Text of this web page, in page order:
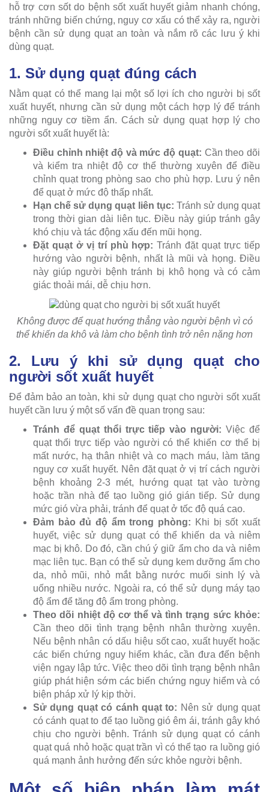
hỗ trợ cơn sốt do bệnh sốt xuất huyết giảm nhanh chóng,
tránh những biến chứng, nguy cơ xấu có thể xảy ra, người
bệnh cần sử dụng quạt an toàn và nắm rõ các lưu ý khi
dùng quạt.
1. Sử dụng quạt đúng cách
Nằm quạt có thể mang lại một số lợi ích cho người bị sốt
xuất huyết, nhưng cần sử dụng một cách hợp lý để tránh
những nguy cơ tiềm ẩn. Cách sử dụng quạt hợp lý cho
người sốt xuất huyết là:
Điều chỉnh nhiệt độ và mức độ quạt: Cần theo dõi
và kiểm tra nhiệt độ cơ thể thường xuyên để điều
chỉnh quạt trong phòng sao cho phù hợp. Lưu ý nên
để quạt ở mức độ thấp nhất.
Hạn chế sử dụng quạt liên tục: Tránh sử dụng quạt
trong thời gian dài liên tục. Điều này giúp tránh gây
khó chịu và tác động xấu đến mũi họng.
Đặt quạt ở vị trí phù hợp: Tránh đặt quạt trực tiếp
hướng vào người bệnh, nhất là mũi và họng. Điều
này giúp người bệnh tránh bị khô họng và có cảm
giác thoải mái, dễ chịu hơn.
Không được để quạt hướng thẳng vào người bệnh vì có
thể khiến da khô và làm cho bệnh tình trở nên nặng hơn
2. Lưu ý khi sử dụng quạt cho
người sốt xuất huyết
Để đảm bảo an toàn, khi sử dụng quạt cho người sốt xuất
huyết cần lưu ý một số vấn đề quan trọng sau:
Tránh để quạt thổi trực tiếp vào người: Việc để
quạt thổi trực tiếp vào người có thể khiến cơ thể bị
mất nước, hạ thân nhiệt và co mạch máu, làm tăng
nguy cơ xuất huyết. Nên đặt quạt ở vị trí cách người
bệnh khoảng 2-3 mét, hướng quạt tạt vào tường
hoặc trần nhà để tạo luồng gió gián tiếp. Sử dụng
mức gió vừa phải, tránh để quạt ở tốc độ quá cao.
Đảm bảo đủ độ ẩm trong phòng: Khi bị sốt xuất
huyết, việc sử dụng quạt có thể khiến da và niêm
mạc bị khô. Do đó, cần chú ý giữ ẩm cho da và niêm
mạc liên tục. Bạn có thể sử dụng kem dưỡng ẩm cho
da, nhỏ mũi, nhỏ mắt bằng nước muối sinh lý và
uống nhiều nước. Ngoài ra, có thể sử dụng máy tạo
độ ẩm để tăng độ ẩm trong phòng.
Theo dõi nhiệt độ cơ thể và tình trạng sức khỏe:
Cần theo dõi tình trạng bệnh nhân thường xuyên.
Nếu bệnh nhân có dấu hiệu sốt cao, xuất huyết hoặc
các biến chứng nguy hiểm khác, cần đưa đến bệnh
viện ngay lập tức. Việc theo dõi tình trạng bệnh nhân
giúp phát hiện sớm các biến chứng nguy hiểm và có
biện pháp xử lý kịp thời.
Sử dụng quạt có cánh quạt to: Nên sử dụng quạt
có cánh quạt to để tạo luồng gió êm ái, tránh gây khó
chịu cho người bệnh. Tránh sử dụng quạt có cánh
quạt quá nhỏ hoặc quạt trần vì có thể tạo ra luồng gió
quá mạnh ảnh hưởng đến sức khỏe người bệnh.